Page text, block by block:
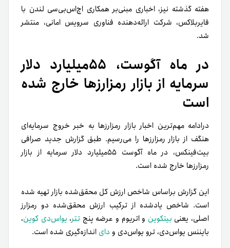
هفته گذشته نیز، اخباری مبنی‌بر همکاری اچ‌اس‌بی‌سی لندن با
فایربلاکس، شرکت ارائه‌دهنده فناوری سرویس امانی، منتشر
شد.
در ماه آگوست، ۵۵میلیارد دلار
سرمایه از بازار رمزارزها خارج شده
است
درادامه مهم‌ترین اخبار بازار رمزارزها به خبر خروج سرمایه‌ای
هنگف از بازار رمزارزها را می‌رسیم. طبق گزارش جدید صرافی
بیت‌فینکس، در ماه آگوست ۵۵میلیارد دلار سرمایه از بازار
رمزارزها خارج شده است.
این گزارش بر‌اساس شاخص ارزش کل محقق‌شده بازار تهیه شده
است. شاخص یادشده از ترکیب ارزش محقق‌شده دو رمزارز
اصلی، یعنی بیتکوین و اتریوم و عرضه پنج تتر، یو‌اس‌دی کوین،
بایننس یواس‌دی، ترو یواس‌دی و دای اندازه‌گیری شده است.